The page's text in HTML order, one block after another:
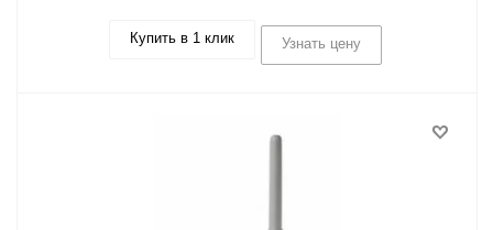
Купить в 1 клик Узнать цену